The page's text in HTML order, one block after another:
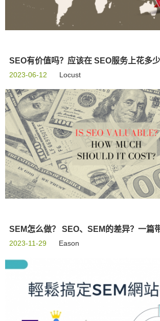
SEO有价值吗？应该在 SEO服务上花多少
2023-06-12 Locust
SEM怎么做？ SEO、SEM的差异？一篇
2023-11-29 Eason